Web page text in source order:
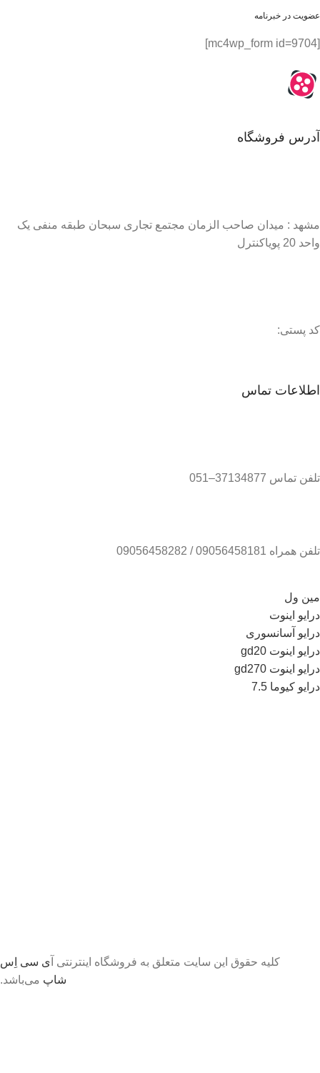
عضویت در خبرنامه
[mc4wp_form id=9704]
آدرس فروشگاه
مشهد : میدان صاحب الزمان مجتمع تجاری سبحان طبقه منفی یک
واحد 20 پویاکنترل
کد پستی:
اطلاعات تماس
تلفن تماس 37134877–051
تلفن همراه 09056458181 / 09056458282
مین ول
درایو اینوت
درایو آسانسوری
درایو اینوت gd20
درایو اینوت gd270
درایو کیوما 7.5
کلیه حقوق این سایت متعلق به فروشگاه اینترنتی آ ی سی اِس
شاپ می‌باشد.